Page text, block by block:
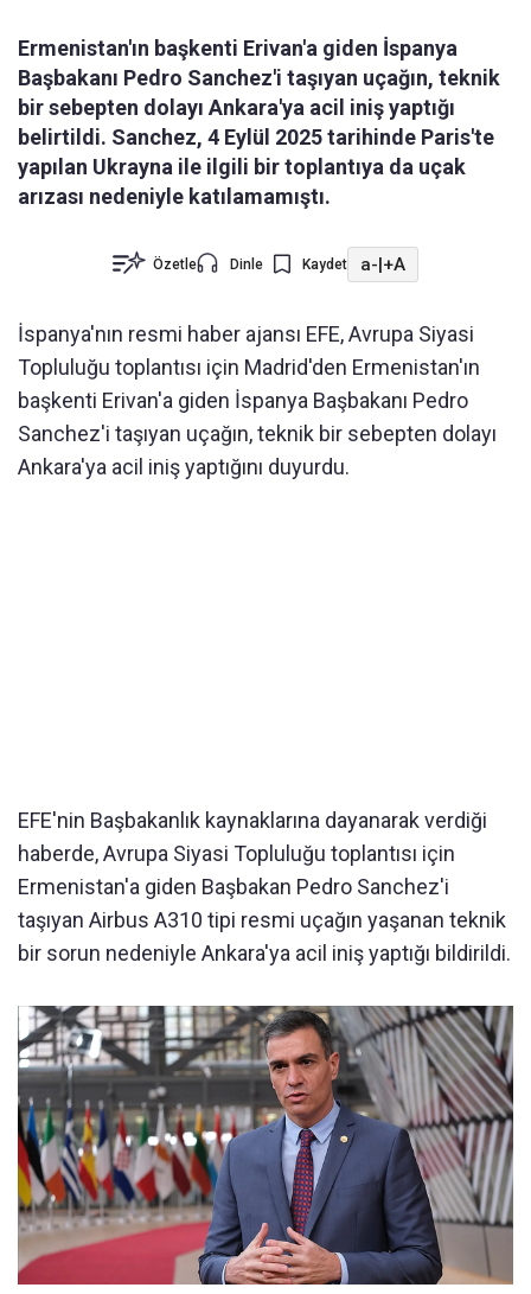
Ermenistan'ın başkenti Erivan'a giden İspanya
Başbakanı Pedro Sanchez'i taşıyan uçağın, teknik
bir sebepten dolayı Ankara'ya acil iniş yaptığı
belirtildi. Sanchez, 4 Eylül 2025 tarihinde Paris'te
yapılan Ukrayna ile ilgili bir toplantıya da uçak
arızası nedeniyle katılamamıştı.
Özetle Dinle Kaydet a-|+A
İspanya'nın resmi haber ajansı EFE, Avrupa Siyasi
Topluluğu toplantısı için Madrid'den Ermenistan'ın
başkenti Erivan'a giden İspanya Başbakanı Pedro
Sanchez'i taşıyan uçağın, teknik bir sebepten dolayı
Ankara'ya acil iniş yaptığını duyurdu.
EFE'nin Başbakanlık kaynaklarına dayanarak verdiği
haberde, Avrupa Siyasi Topluluğu toplantısı için
Ermenistan'a giden Başbakan Pedro Sanchez'i
taşıyan Airbus A310 tipi resmi uçağın yaşanan teknik
bir sorun nedeniyle Ankara'ya acil iniş yaptığı bildirildi.